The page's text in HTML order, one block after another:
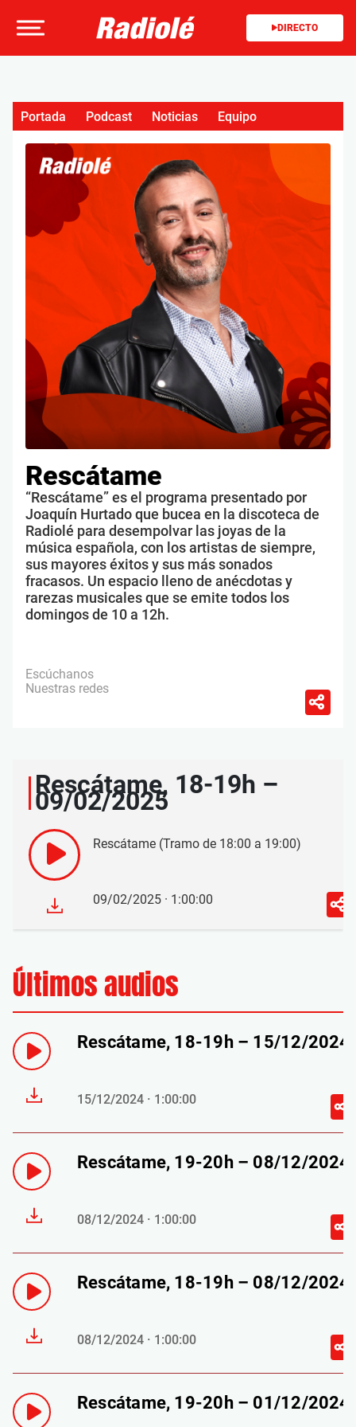
DIRECTO
Rescátame
“Rescátame” es el programa presentado por
Joaquín Hurtado que bucea en la discoteca de
Radiolé para desempolvar las joyas de la
música española, con los artistas de siempre,
sus mayores éxitos y sus más sonados
fracasos. Un espacio lleno de anécdotas y
rarezas musicales que se emite todos los
domingos de 10 a 12h.
Escúchanos
Nuestras redes
Portada Podcast Noticias Equipo
Rescátame, 18-19h –
09/02/2025
Rescátame (Tramo de 18:00 a 19:00)
09/02/2025 · 1:00:00
Últimos audios
Rescátame, 18-19h – 15/12/2024
15/12/2024 · 1:00:00
Rescátame, 19-20h – 08/12/2024
08/12/2024 · 1:00:00
Rescátame, 18-19h – 08/12/2024
08/12/2024 · 1:00:00
Rescátame, 19-20h – 01/12/2024